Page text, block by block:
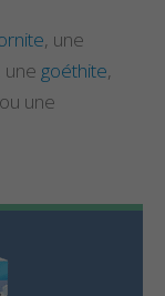
, une
une goéthite,
ou une